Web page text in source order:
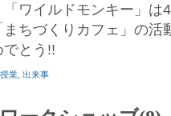
ワイルドモンキー」は
まちづくりカフェ」の
とう!!
授業 出来事